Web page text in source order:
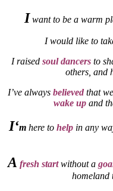
I want to be a warm
I would like to
I raised soul dancersto
others, and
I’ve always believed that
wake up and
I‘mhere to helpin any
A fresh startwithout a
homeland